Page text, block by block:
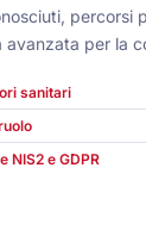
percorsi
per la
sanitari
NIS2 e GDPR